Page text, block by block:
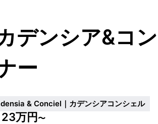
カデンシア&コ
ー
& Conciel｜カデンシアコンシェル
23万円〜